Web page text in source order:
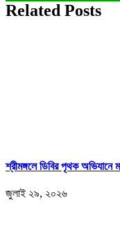
Related Posts
শ্রীমঙ্গলে ডিবির পৃথক অভিযানে
জুলাই ২৯, ২০২৬